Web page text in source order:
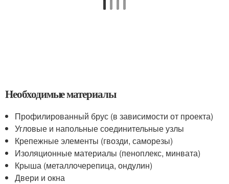
Необходимые материалы
Профилированный брус (в зависимости от проекта)
Угловые и напольные соединительные узлы
Крепежные элементы (гвозди, саморезы)
Изоляционные материалы (пеноплекс, минвата)
Крыша (металлочерепица, ондулин)
Двери и окна